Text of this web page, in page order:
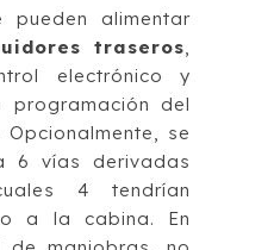
pueden alimentar
traseros,
electrónico y
del
se
6 vías derivadas
4 tendrían
a la cabina. En